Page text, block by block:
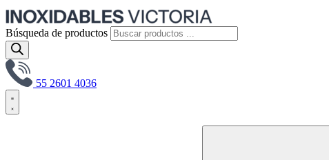
Búsqueda de productos
55 2601 4036